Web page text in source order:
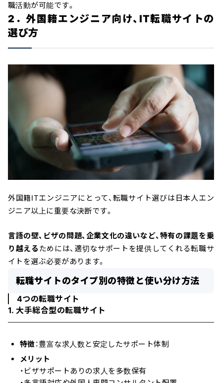
職活動が可能です。
2．外国籍エンジニア向け、IT転職サイトの
選び方
外国籍ITエンジニアにとって、転職サイト選びは日本人エン
ジニア以上に重要な決断です。
言語の壁、ビザの問題、企業文化の違いなど、特有の課題を乗
り越える ためには、適切なサポートを提供してくれる転職サ
イトを選ぶ必要があります。
転職サイトのタイプ別の特徴と使い分け方法
4つの転職サイト
1. 大手総合型の転職サイト
特徴：豊富な求人数と安定したサポート体制
メリット
・ビザサポートありの求人を多数保有